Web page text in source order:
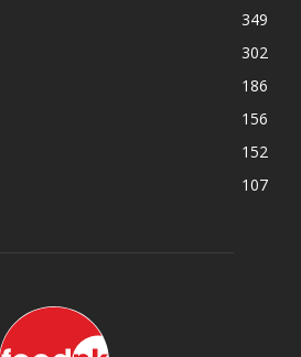
349
302
186
156
152
107